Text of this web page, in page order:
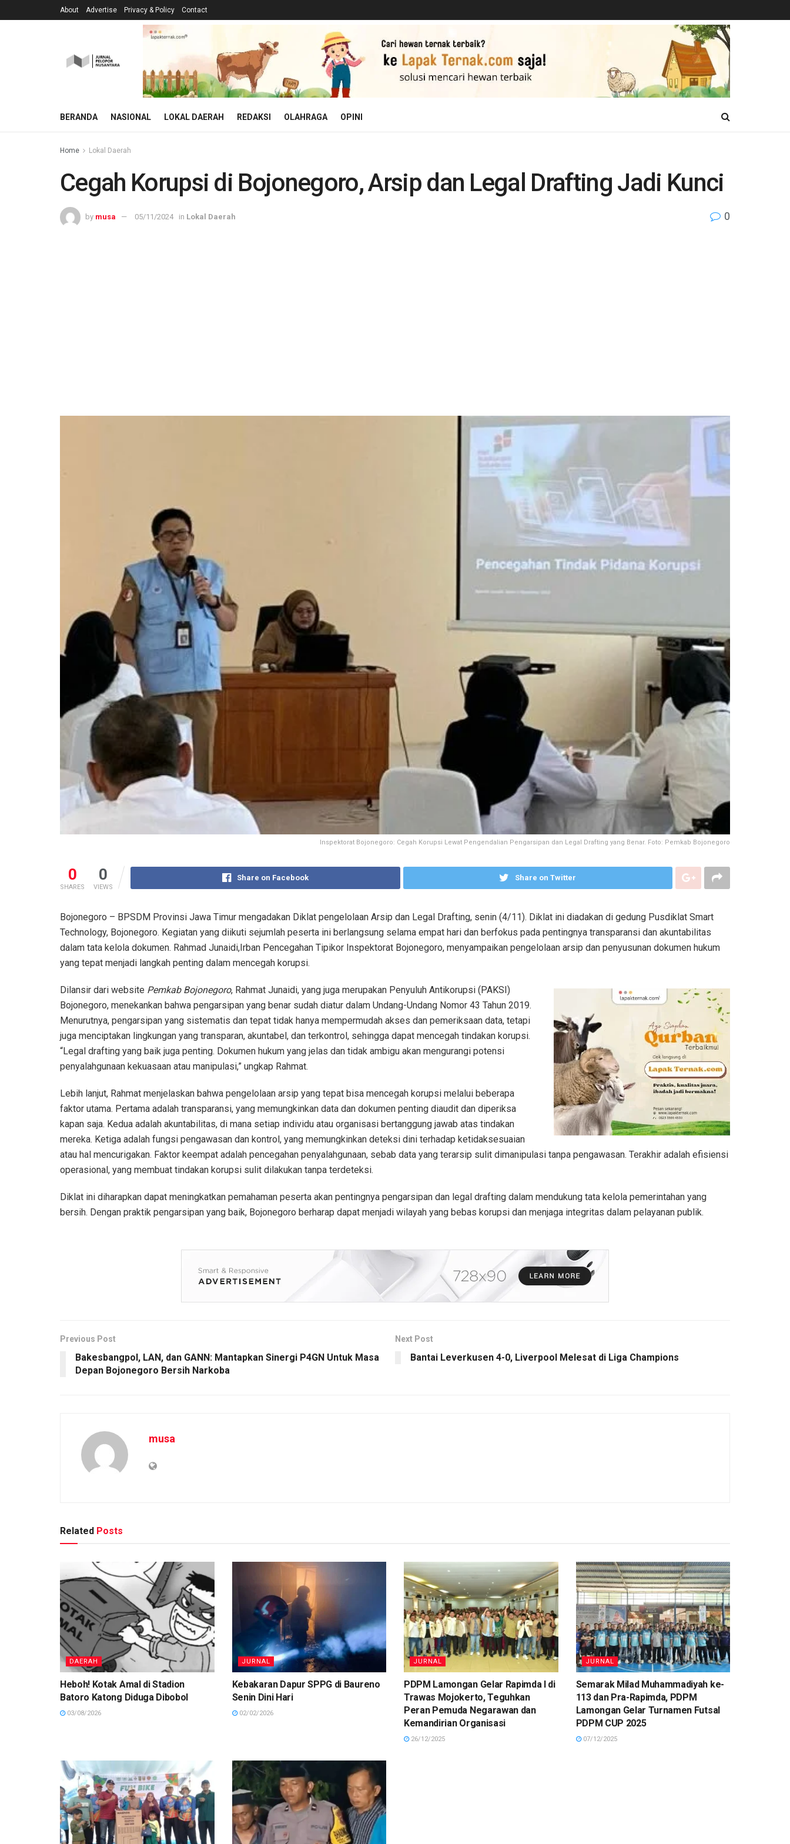
About Advertise Privacy & Policy Contact
BERANDA NASIONAL LOKAL DAERAH REDAKSI OLAHRAGA OPINI
Home Lokal Daerah
Cegah Korupsi di Bojonegoro, Arsip dan Legal Drafting Jadi Kunci
by musa 05/11/2024 in Lokal Daerah 0
Inspektorat Bojonegoro: Cegah Korupsi Lewat Pengendalian Pengarsipan dan Legal Drafting yang Benar. Foto: Pemkab Bojonegoro
0
SHARES
0
VIEWS
Share on Facebook Share on Twitter
Bojonegoro – BPSDM Provinsi Jawa Timur mengadakan Diklat pengelolaan Arsip dan Legal Drafting, senin (4/11). Diklat ini diadakan di gedung Pusdiklat Smart
Technology, Bojonegoro. Kegiatan yang diikuti sejumlah peserta ini berlangsung selama empat hari dan berfokus pada pentingnya transparansi dan akuntabilitas
dalam tata kelola dokumen. Rahmad Junaidi,Irban Pencegahan Tipikor Inspektorat Bojonegoro, menyampaikan pengelolaan arsip dan penyusunan dokumen hukum
yang tepat menjadi langkah penting dalam mencegah korupsi.
Dilansir dari website Pemkab Bojonegoro, Rahmat Junaidi, yang juga merupakan Penyuluh Antikorupsi (PAKSI)
Bojonegoro, menekankan bahwa pengarsipan yang benar sudah diatur dalam Undang-Undang Nomor 43 Tahun 2019.
Menurutnya, pengarsipan yang sistematis dan tepat tidak hanya mempermudah akses dan pemeriksaan data, tetapi
juga menciptakan lingkungan yang transparan, akuntabel, dan terkontrol, sehingga dapat mencegah tindakan korupsi.
“Legal drafting yang baik juga penting. Dokumen hukum yang jelas dan tidak ambigu akan mengurangi potensi
penyalahgunaan kekuasaan atau manipulasi,” ungkap Rahmat.
Lebih lanjut, Rahmat menjelaskan bahwa pengelolaan arsip yang tepat bisa mencegah korupsi melalui beberapa
faktor utama. Pertama adalah transparansi, yang memungkinkan data dan dokumen penting diaudit dan diperiksa
kapan saja. Kedua adalah akuntabilitas, di mana setiap individu atau organisasi bertanggung jawab atas tindakan
mereka. Ketiga adalah fungsi pengawasan dan kontrol, yang memungkinkan deteksi dini terhadap ketidaksesuaian
atau hal mencurigakan. Faktor keempat adalah pencegahan penyalahgunaan, sebab data yang terarsip sulit dimanipulasi tanpa pengawasan. Terakhir adalah efisiensi
operasional, yang membuat tindakan korupsi sulit dilakukan tanpa terdeteksi.
Diklat ini diharapkan dapat meningkatkan pemahaman peserta akan pentingnya pengarsipan dan legal drafting dalam mendukung tata kelola pemerintahan yang
bersih. Dengan praktik pengarsipan yang baik, Bojonegoro berharap dapat menjadi wilayah yang bebas korupsi dan menjaga integritas dalam pelayanan publik.
Previous Post
Bakesbangpol, LAN, dan GANN: Mantapkan Sinergi P4GN Untuk Masa
Depan Bojonegoro Bersih Narkoba
Next Post
Bantai Leverkusen 4-0, Liverpool Melesat di Liga Champions
musa
Related Posts
DAERAH
Heboh! Kotak Amal di Stadion
Batoro Katong Diduga Dibobol
03/08/2026
JURNAL
Kebakaran Dapur SPPG di Baureno
Senin Dini Hari
02/02/2026
JURNAL
PDPM Lamongan Gelar Rapimda I di
Trawas Mojokerto, Teguhkan
Peran Pemuda Negarawan dan
Kemandirian Organisasi
26/12/2025
JURNAL
Semarak Milad Muhammadiyah ke-
113 dan Pra-Rapimda, PDPM
Lamongan Gelar Turnamen Futsal
PDPM CUP 2025
07/12/2025